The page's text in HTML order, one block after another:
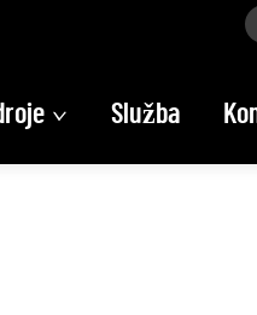
Služba